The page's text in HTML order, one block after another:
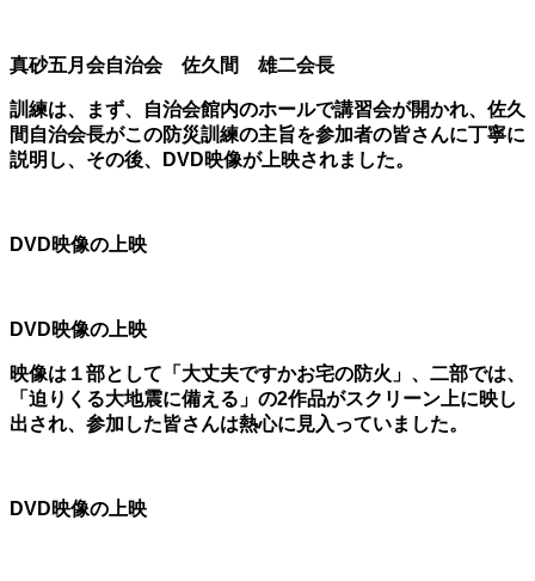
真砂五月会自治会 佐久間 雄二会長
訓練は、まず、自治会館内のホールで講習会が開かれ、佐久
間自治会長がこの防災訓練の主旨を参加者の皆さんに丁寧に
説明し、その後、DVD映像が上映されました。
DVD映像の上映
DVD映像の上映
映像は１部として「大丈夫ですかお宅の防火」、二部では、
「迫りくる大地震に備える」の2作品がスクリーン上に映し
出され、参加した皆さんは熱心に見入っていました。
DVD映像の上映